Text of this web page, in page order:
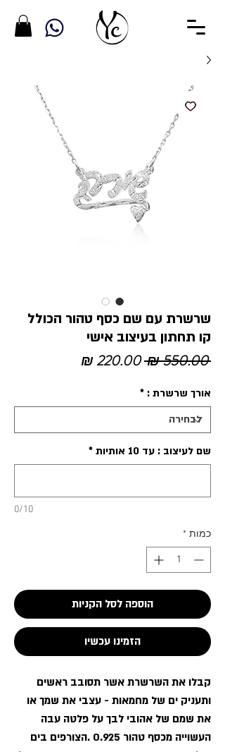
שרשרת עם שם כסף טהור הכולל
קו תחתון בעיצוב אישי
‏550.00 ‏₪
מחיר
מחיר
אורך שרשרת : *
שם לעיצוב : עד 10 אותיות *
0/10
כמות *
הוספה לסל הקניות
הזמינו עכשיו
קבלו את השרשרת אשר תסובב ראשים
ותעניק ים של מחמאות - עצבי את שמך או
את שמם של אהובי לבך על פלטה עבה
העשוייה מכסף טהור 0.925 .הצורפים בים